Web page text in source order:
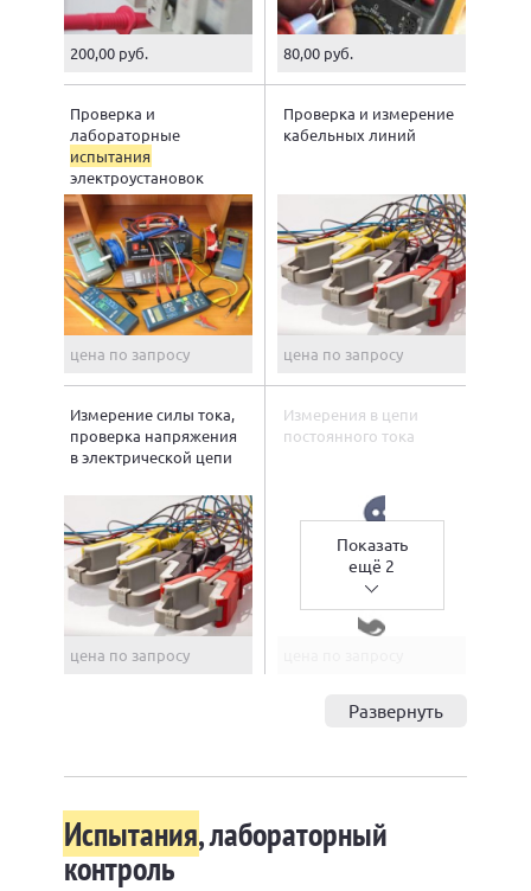
200,00 руб. 80,00 руб.
Проверка и
лабораторные
испытания
электроустановок
цена по запросу
Проверка и измерение
кабельных линий
цена по запросу
Измерение силы тока,
проверка напряжения
в электрической цепи
цена по запросу
Измерения в цепи
постоянного тока
Показать
ещё 2
Развернуть
Испытания, лабораторный
контроль